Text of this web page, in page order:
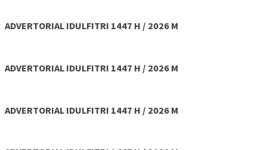
ADVERTORIAL IDULFITRI 1447 H / 2026 M
ADVERTORIAL IDULFITRI 1447 H / 2026 M
ADVERTORIAL IDULFITRI 1447 H / 2026 M